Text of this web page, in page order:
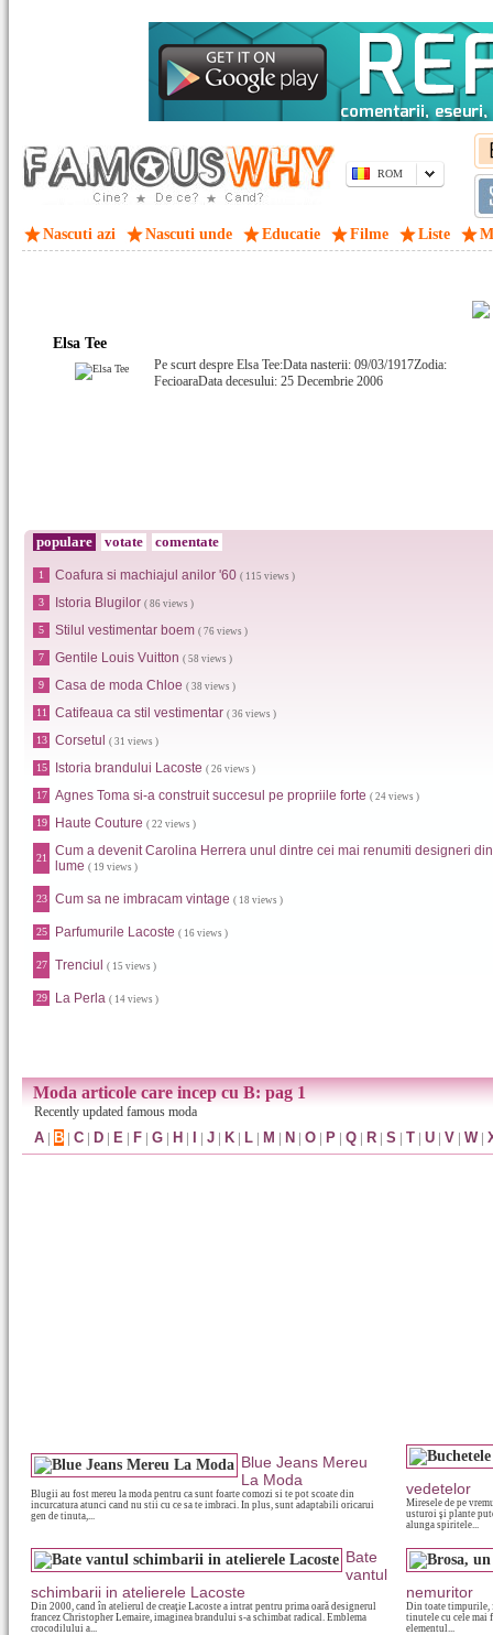
ROM
Nascuti azi Nascuti unde Educatie Filme Liste
Elsa Tee
Pe scurt despre Elsa Tee:Data nasterii: 09/03/1917Zodia:
FecioaraData decesului: 25 Decembrie 2006
populare votate comentate
1 Coafura si machiajul anilor '60 ( 115 views )
3 Istoria Blugilor ( 86 views )
5 Stilul vestimentar boem ( 76 views )
7 Gentile Louis Vuitton ( 58 views )
9 Casa de moda Chloe ( 38 views )
11 Catifeaua ca stil vestimentar ( 36 views )
13 Corsetul ( 31 views )
15 Istoria brandului Lacoste ( 26 views )
17 Agnes Toma si-a construit succesul pe propriile forte ( 24 views )
19 Haute Couture ( 22 views )
21
Cum a devenit Carolina Herrera unul dintre cei mai renumiti designeri din
lume ( 19 views )
23 Cum sa ne imbracam vintage ( 18 views )
25 Parfumurile Lacoste ( 16 views )
27 Trenciul ( 15 views )
29 La Perla ( 14 views )
Moda articole care incep cu B: pag 1
Recently updated famous moda
A | B | C | D | E | F | G | H | | J | K | L | M | N | O | P | Q | R | S | T | U | V | W|
Blue Jeans Mereu
La Moda
Blugii au fost mereu la moda pentru ca sunt foarte comozi si te pot scoate din
incurcatura atunci cand nu stii cu ce sa te imbraci. In plus, sunt adaptabili oricarui
gen de tinuta,...
vedetelor
Miresele de pe
usturoi şi plante
alunga spiritele...
Bate
vantul
schimbarii in atelierele Lacoste
Din 2000, cand în atelierul de creaţie Lacoste a intrat pentru prima oară designerul
francez Christopher Lemaire, imaginea brandului s-a schimbat radical. Emblema
crocodilului a...
nemuritor
Din toate timpurile,
tinutele cu cele mai
elementul...